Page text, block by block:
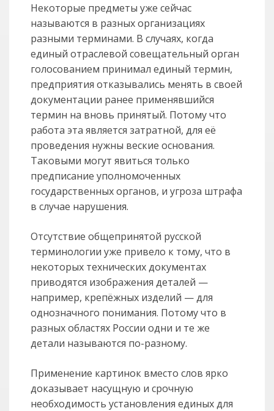
Некоторые предметы уже сейчас
называются в разных организациях
разными терминами. В случаях, когда
единый отраслевой совещательный орган
голосованием принимал единый термин,
предприятия отказывались менять в своей
документации ранее применявшийся
термин на вновь принятый. Потому что
работа эта является затратной, для её
проведения нужны веские основания.
Таковыми могут явиться только
предписание уполномоченных
государственных органов, и угроза штрафа
в случае нарушения.
Отсутствие общепринятой русской
терминологии уже привело к тому, что в
некоторых технических документах
приводятся изображения деталей —
например, крепёжных изделий — для
однозначного понимания. Потому что в
разных областях России одни и те же
детали называются по-разному.
Применение картинок вместо слов ярко
доказывает насущную и срочную
необходимость установления единых для